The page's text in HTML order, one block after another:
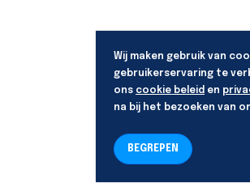
Wij maken gebruik van
gebruikerservaring te
ons cookie beleid en
na bij het bezoeken van
BEGREPEN